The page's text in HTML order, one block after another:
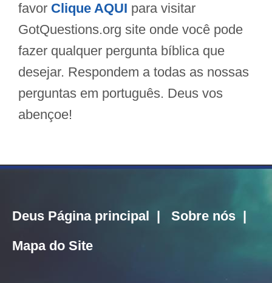
favor Clique AQUI para visitar
GotQuestions.org site onde você pode
fazer qualquer pergunta bíblica que
desejar. Respondem a todas as nossas
perguntas em português. Deus vos
abençoe!
Deus Página principal Sobre nós
Mapa do Site